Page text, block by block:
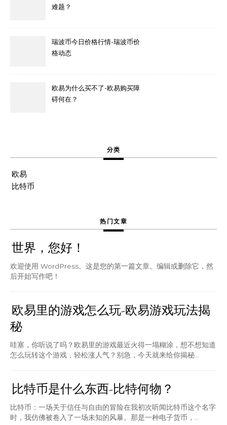
难题？
瑞波币今日价格行情-瑞波币价
格动态
欧易为什么买不了-欧易购买障
碍何在？
分类
欧易
比特币
热门文章
世界，您好！
欢迎使用 WordPress。这是您的第一篇文章。编辑或删除它，然
后开始写作吧！
欧易里的游戏怎么玩-欧易游戏玩法揭
秘
哇塞，你听说了吗？欧易里的游戏最近火得一塌糊涂，想不想知道
怎么玩转这个游戏，轻松涨人气？别急，今天就来给你揭秘...
比特币是什么东西-比特何物？
比特币：一场关于信任与自由的冒险在我初次听闻比特币这个名字
时，我仿佛被卷入了一场未知的风暴。那是一种电子货币，...